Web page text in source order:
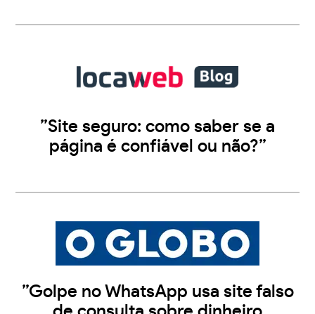
”Site seguro: como saber se a
página é confiável ou não?”
”Golpe no WhatsApp usa site falso